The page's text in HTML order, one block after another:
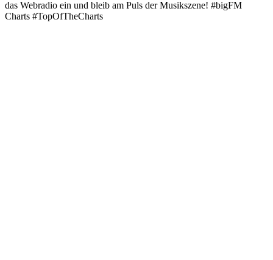
das Webradio ein und bleib am Puls der Musikszene! #bigFM
Charts #TopOfTheCharts